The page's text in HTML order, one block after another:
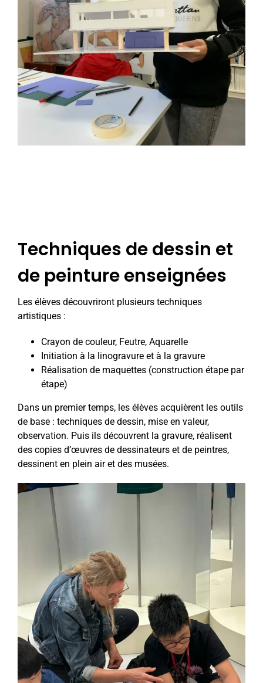
Techniques de dessin et
de peinture enseignées
Les élèves découvriront plusieurs techniques
artistiques :
Crayon de couleur, Feutre, Aquarelle
Initiation à la linogravure et à la gravure
Réalisation de maquettes (construction étape par
étape)
Dans un premier temps, les élèves acquièrent les outils
de base : techniques de dessin, mise en valeur,
observation. Puis ils découvrent la gravure, réalisent
des copies d’œuvres de dessinateurs et de peintres,
dessinent en plein air et des musées.